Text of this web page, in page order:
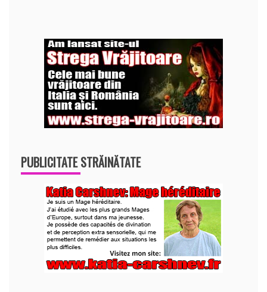
PUBLICITATE STRĂINĂTATE